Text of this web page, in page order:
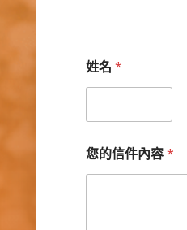
姓名 *
您的信件內容*